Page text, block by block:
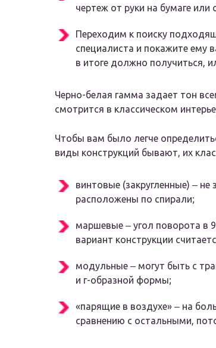
чертеж от руки на бумаге
Переходим к поиску
специалиста и покажите ему
в итоге должно получиться,
Черно-белая гамма задает тон
смотрится в классическом
Чтобы вам было легче
виды конструкций бывают, их
винтовые (закругленные) ‒
расположены по спирали;
маршевые ‒ угол поворота в
вариант конструкции
модульные ‒ могут быть с
и г-образной формы;
«парящие в воздухе» ‒ на
сравнению с остальными,